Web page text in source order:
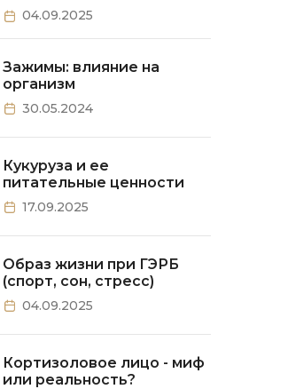
04.09.2025
Зажимы: влияние на
организм
30.05.2024
Кукуруза и ее
питательные ценности
17.09.2025
Образ жизни при ГЭРБ
(спорт, сон, стресс)
04.09.2025
Кортизоловое лицо - миф
или реальность?